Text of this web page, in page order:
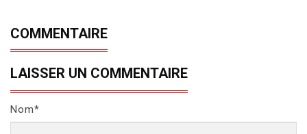
COMMENTAIRE
LAISSER UN COMMENTAIRE
Nom*